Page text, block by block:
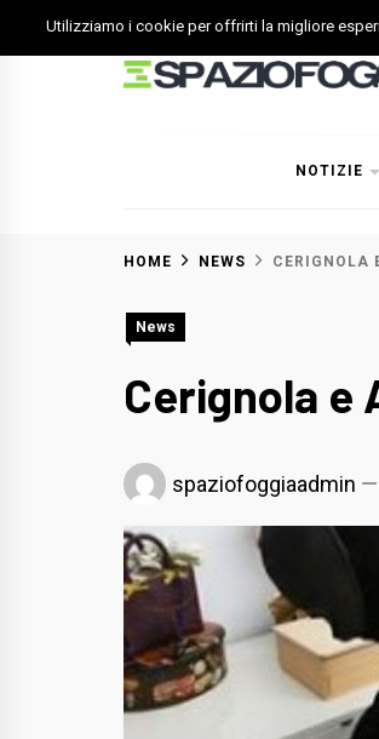
to
NOTIZIE
HOME NEWS CERIGNOLA
News
Cerignola e
spaziofoggiaadmin
Utilizziamo i cookie per offrirti la migliore